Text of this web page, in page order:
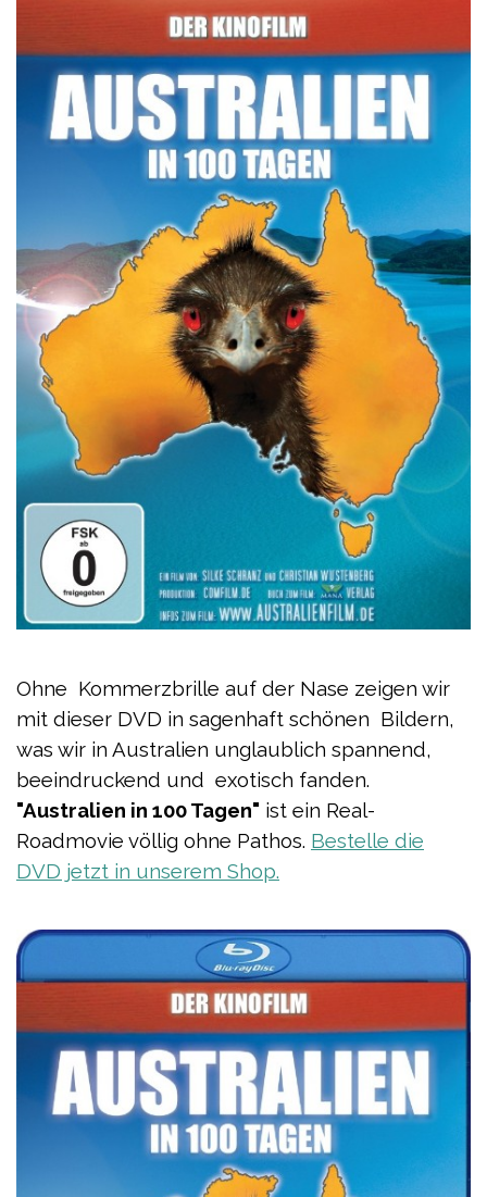
Ohne Kommerzbrille auf der Nase zeigen wir
mit dieser DVD in sagenhaft schönen Bildern,
was wir in Australien unglaublich spannend,
beeindruckend und exotisch fanden.
"Australien in 100 Tagen" ist ein Real-
Roadmovie völlig ohne Pathos. Bestelle die
DVD jetzt in unserem Shop.